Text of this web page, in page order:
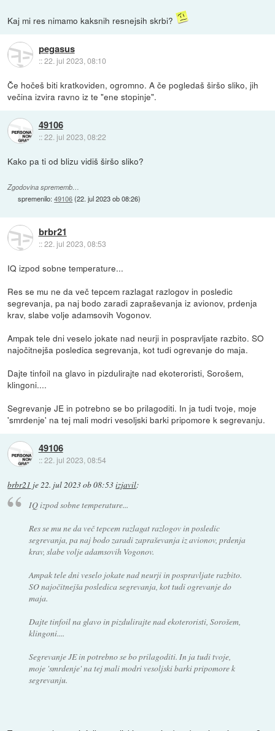
Kaj mi res nimamo kaksnih resnejsih skrbi?
pegasus
::22. jul 2023, 08:10
Če hočeš biti kratkoviden, ogromno. A če pogledaš širšo sliko, jih
večina izvira ravno iz te "ene stopinje".
49106
::22. jul 2023, 08:22
Kako pa ti od blizu vidiš širšo sliko?
Zgodovina sprememb…
spremenilo:49106(22. jul 2023 ob 08:26)
brbr21
::22. jul 2023, 08:53
IQ izpod sobne temperature...
Res se mu ne da več tepcem razlagat razlogov in posledic
segrevanja, pa naj bodo zaradi zapraševanja iz avionov, prdenja
krav, slabe volje adamsovih Vogonov.
Ampak tele dni veselo jokate nad neurji in pospravljate razbito. SO
najočitnejša posledica segrevanja, kot tudi ogrevanje do maja.
Dajte tinfoil na glavo in pizdulirajte nad ekoteroristi, Sorošem,
klingoni....
Segrevanje JE in potrebno se bo prilagoditi. In ja tudi tvoje, moje
'smrdenje' na tej mali modri vesoljski barki pripomore k segrevanju.
49106
::22. jul 2023, 08:54
brbr21 je 22. jul 2023 ob 08:53izjavil:
IQ izpod sobne temperature...
Res se mu ne da več tepcem razlagat razlogov in posledic
segrevanja, pa naj bodo zaradi zapraševanja iz avionov, prdenja
krav, slabe volje adamsovih Vogonov.
Ampak tele dni veselo jokate nad neurji in pospravljate razbito.
SO najočitnejša posledica segrevanja, kot tudi ogrevanje do
maja.
Dajte tinfoil na glavo in pizdulirajte nad ekoteroristi, Sorošem,
klingoni....
Segrevanje JE in potrebno se bo prilagoditi. In ja tudi tvoje,
moje 'smrdenje' na tej mali modri vesoljski barki pripomore k
segrevanju.